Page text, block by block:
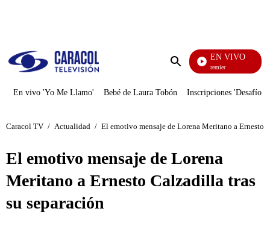
Enviar
EN VIVO
Noches De Premier
En vivo 'Yo Me Llamo' Bebé de Laura Tobón Inscripciones 'Desafío'
Caracol TV / Actualidad / El emotivo mensaje de Lorena Meritano a Ernesto
El emotivo mensaje de Lorena
Meritano a Ernesto Calzadilla tras
su separación